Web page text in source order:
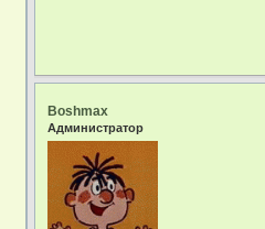
Boshmax
Администратор